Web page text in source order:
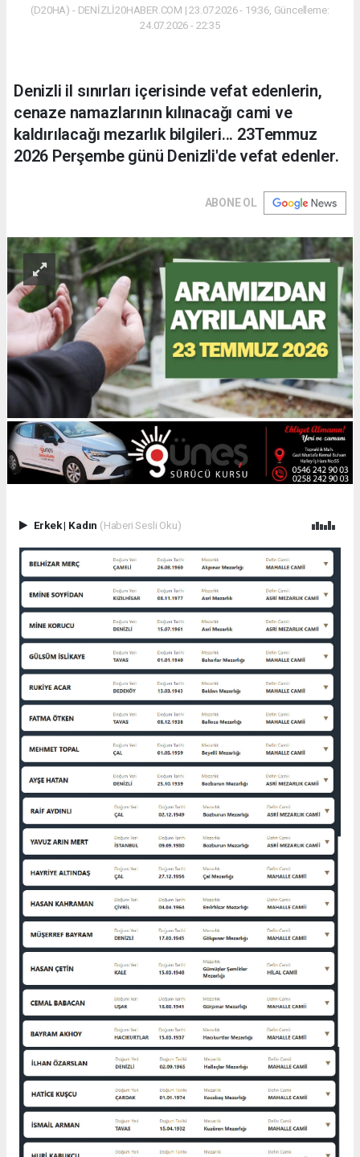
(D20HA) - DENİZLİ20HABER.COM | 23.07.2026 - 19:36, Güncelleme:
24.07.2026 - 22:35
Denizli il sınırları içerisinde vefat edenlerin,
cenaze namazlarının kılınacağı cami ve
kaldırılacağı mezarlık bilgileri... 23Temmuz
2026 Perşembe günü Denizli'de vefat edenler.
ABONE OL
Erkek| Kadın (Haberi Sesli Oku)